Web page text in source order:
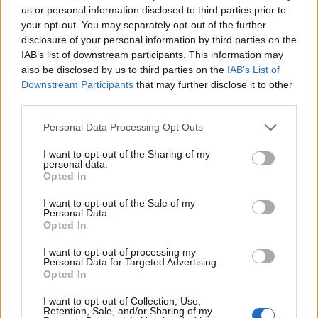
us or personal information disclosed to third parties prior to
your opt-out. You may separately opt-out of the further
disclosure of your personal information by third parties on the
IAB’s list of downstream participants. This information may
also be disclosed by us to third parties on the IAB’s List of
Downstream Participants that may further disclose it to other
Personal Data Processing Opt Outs
I want to opt-out of the Sharing of my
personal data.
Opted In
I want to opt-out of the Sale of my
Personal Data.
Opted In
I want to opt-out of processing my
Personal Data for Targeted Advertising.
Opted In
I want to opt-out of Collection, Use,
Retention, Sale, and/or Sharing of my
Dež bo prekinil vročinski val, a le za
kratek čas
7. avgust 2026
požarov pozivi občanom k takojšnjemu
6. avgust 2026
Pred nami vroč četrtek, v petek
osvežitev